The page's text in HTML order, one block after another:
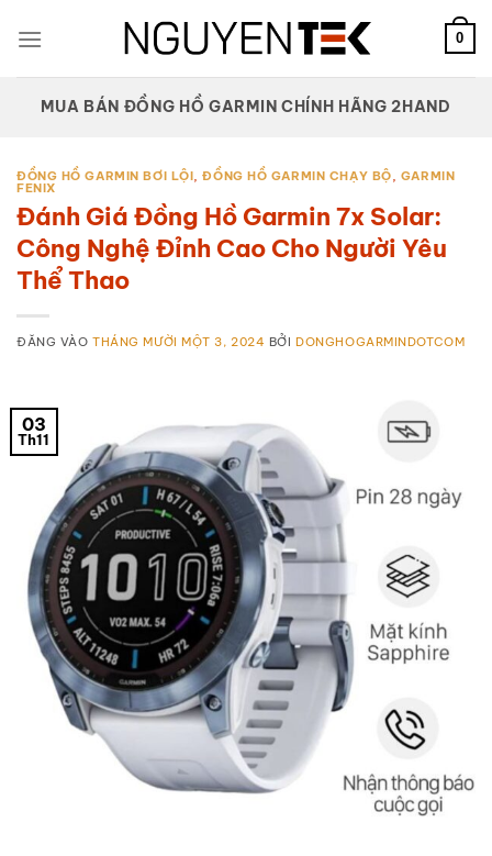
qua
0
MUA BÁN ĐỒNG HỒ GARMIN CHÍNH HÃNG 2HAND
ĐỒNG HỒ GARMIN BƠI LỘI,ĐỒNG HỒ GARMIN CHẠY BỘ, GARMIN
FENIX
Đánh Giá Đồng Hồ Garmin 7x Solar:
Công Nghệ Đỉnh Cao Cho Người Yêu
Thể Thao
ĐĂNG VÀOTHÁNG MƯỜI MỘT 3, 2024 BỞIDONGHOGARMINDOTCOM
03
Th11